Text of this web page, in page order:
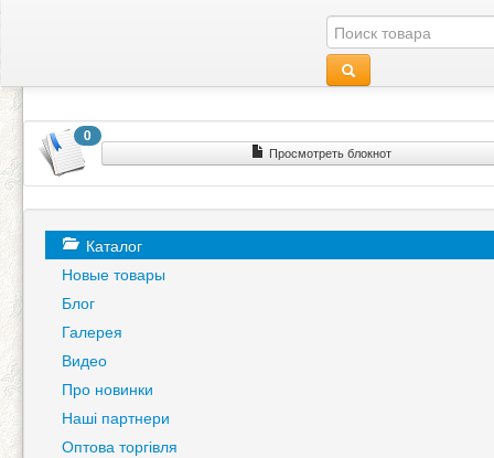
0
Просмотреть блокнот
Каталог
Новые товары
Блог
Галерея
Видео
Про новинки
Наші партнери
Оптова торгівля